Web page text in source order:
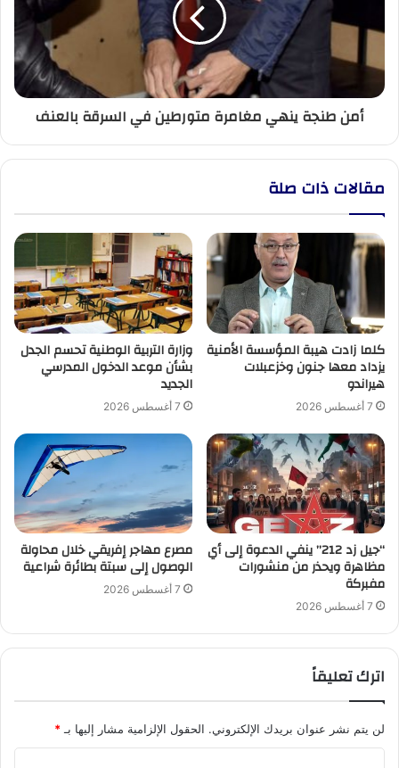
متورطين
السرقة
أمن طنجة ينهي مغامرة متورطين في السرقة بالعنف
مقالات ذات صلة
كلما زادت هيبة المؤسسة الأمنية
يزداد معها جنون وخزعبلات
هيراندو
7 أغسطس 2026
وزارة التربية الوطنية تحسم الجدل
بشأن موعد الدخول المدرسي
الجديد
7 أغسطس 2026
“جيل زد 212” ينفي الدعوة إلى أي
مظاهرة ويحذر من منشورات
مفبركة
7 أغسطس 2026
مصرع مهاجر إفريقي خلال محاولة
الوصول إلى سبتة بطائرة شراعية
7 أغسطس 2026
اترك تعليقاً
لن يتم نشر عنوان بريدك الإلكتروني. الحقول الإلزامية مشار إليها بـ*